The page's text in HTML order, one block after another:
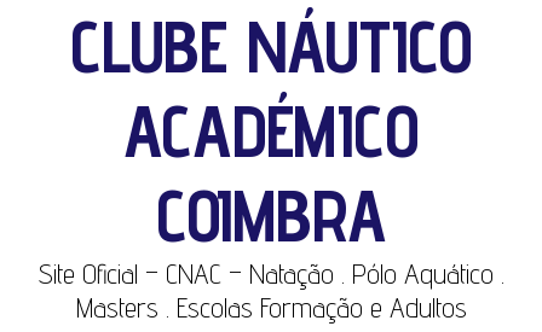
CLUBE NÁUTICO
ACADÉMICO
COIMBRA
Site Oficial – CNAC – Natação . Pólo Aquático .
Masters . Escolas Formação e Adultos